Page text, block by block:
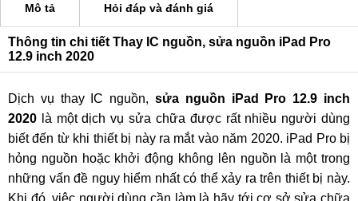
Mô tả Hỏi đáp và đánh giá
Thông tin chi tiết Thay IC nguồn, sửa nguồn iPad Pro
12.9 inch 2020
Dịch vụ thay IC nguồn, sửa nguồn iPad Pro 12.9 inch
2020 là một dịch vụ sửa chữa được rất nhiều người dùng
biết đến từ khi thiết bị này ra mắt vào năm 2020. iPad Pro bị
hỏng nguồn hoặc khởi động không lên nguồn là một trong
những vấn đề nguy hiểm nhất có thể xảy ra trên thiết bị này.
Khi đó, việc người dùng cần làm là hãy tới cơ sở sửa chữa